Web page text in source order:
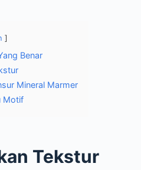
Benar
Mineral Marmer
Motif
Tekstur